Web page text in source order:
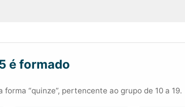
é formado
forma “quinze”, pertencente ao grupo de 10 a 19.